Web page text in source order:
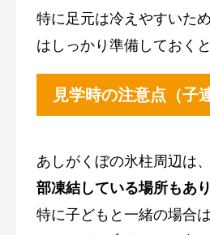
特に足元は冷えやすいた
はしっかり準備しておく
見学時の注意点（子
あしがくぼの氷柱周辺は
部凍結している場所もあり
特に子どもと一緒の場合